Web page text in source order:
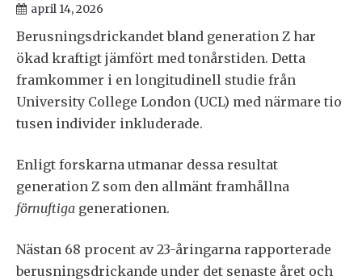
april 14, 2026
Berusningsdrickandet bland generation Z har
ökad kraftigt jämfört med tonårstiden. Detta
framkommer i en longitudinell studie från
University College London (UCL) med närmare tio
tusen individer inkluderade.
Enligt forskarna utmanar dessa resultat
generation Z som den allmänt framhållna
förnuftiga generationen.
Nästan 68 procent av 23-åringarna rapporterade
berusningsdrickande under det senaste året och